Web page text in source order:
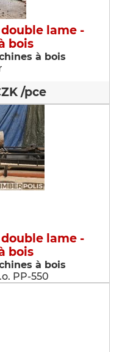
lame -
bois
à bois
/pce
lame -
bois
à bois
PP-550